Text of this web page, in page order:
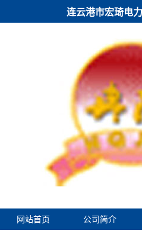
连云港市宏琦电
网站首页 公司简介